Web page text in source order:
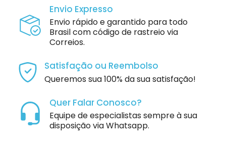
Envio Expresso
Envio rápido e garantido para todo
Brasil com código de rastreio via
Correios.
Satisfação ou Reembolso
Queremos sua 100% da sua satisfação!
Quer Falar Conosco?
Equipe de especialistas sempre à sua
disposição via Whatsapp.